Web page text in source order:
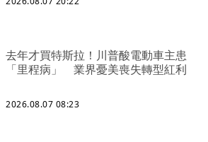
去年才買特斯拉！川普酸電動車主患
「里程病」 業界憂美喪失轉型紅利
2026.08.07 08:23